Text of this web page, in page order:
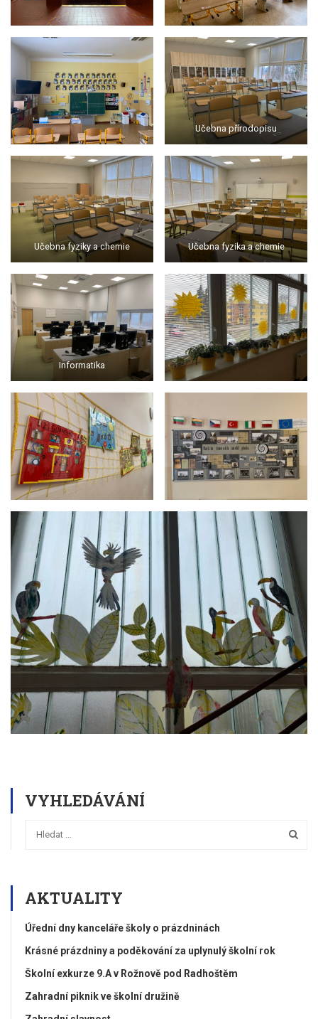
Učebna přírodopisu
Učebna fyziky a chemie Učebna fyzika a chemie
Informatika
VYHLEDÁVÁNÍ
AKTUALITY
Úřední dny kanceláře školy o prázdninách
Krásné prázdniny a poděkování za uplynulý školní rok
Školní exkurze 9.A v Rožnově pod Radhoštěm
Zahradní piknik ve školní družině